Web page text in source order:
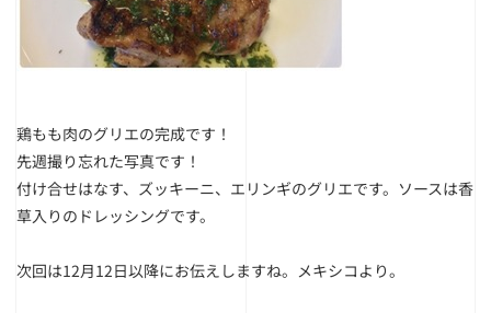
鶏もも肉のグリエの完成です！
先週撮り忘れた写真です！
付け合せはなす、ズッキーニ、エリンギのグリエです。ソースは香
草入りのドレッシングです。
次回は12月12日以降にお伝えしますね。メキシコより。